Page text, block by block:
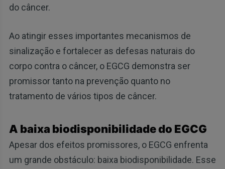
do câncer.
Ao atingir esses importantes mecanismos de
sinalização e fortalecer as defesas naturais do
corpo contra o câncer, o EGCG demonstra ser
promissor tanto na prevenção quanto no
tratamento de vários tipos de câncer.
A baixa biodisponibilidade do EGCG
Apesar dos efeitos promissores, o EGCG enfrenta
um grande obstáculo: baixa biodisponibilidade. Esse